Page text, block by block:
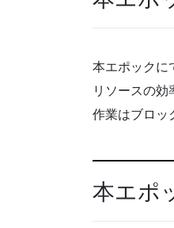
本エポックに
リソースの効
作業はブロッ
本エポ